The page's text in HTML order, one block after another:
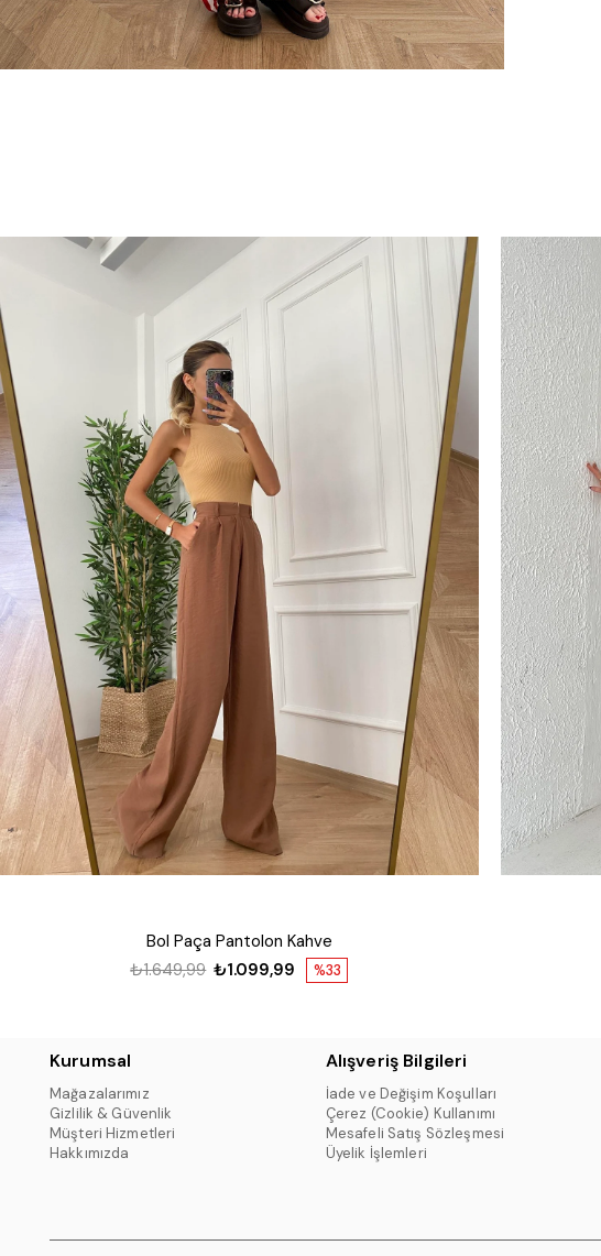
Bol Paça Pantolon Kahve
%33
₺1.099,99
₺1.649,99
Kurumsal
Mağazalarımız
Gizlilik & Güvenlik
Müşteri Hizmetleri
Hakkımızda
Alışveriş Bilgileri
İade ve Değişim Koşulları
Çerez (Cookie) Kullanımı
Mesafeli Satış Sözleşmesi
Üyelik İşlemleri